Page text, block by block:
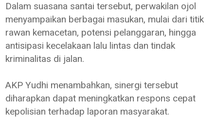
Dalam suasana santai tersebut, perwakilan ojol
menyampaikan berbagai masukan, mulai dari titik
rawan kemacetan, potensi pelanggaran, hingga
antisipasi kecelakaan lalu lintas dan tindak
kriminalitas di jalan.
AKP Yudhi menambahkan, sinergi tersebut
diharapkan dapat meningkatkan respons cepat
kepolisian terhadap laporan masyarakat.